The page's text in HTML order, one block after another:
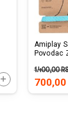
DODAJTE U
Amiplay
Povodac
700,00
1.400,00